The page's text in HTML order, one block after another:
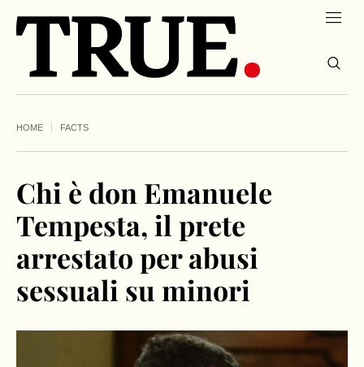
HOME FACTS
Chi è don Emanuele
Tempesta, il prete
arrestato per abusi
sessuali su minori